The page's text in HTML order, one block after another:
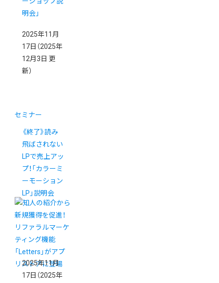
明会」
2025年11月
17日 （2025年
12月3日 更
新）
セミナー
《終了》読み
飛ばされない
LPで売上アッ
プ！「カラーミ
ーモーション
LP」説明会
2025年11月
17日 （2025年